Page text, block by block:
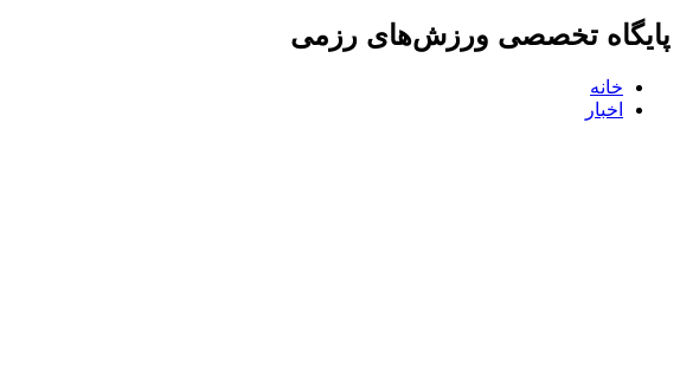
پایگاه تخصصی ورزش‌های رزمی
خانه
اخبار